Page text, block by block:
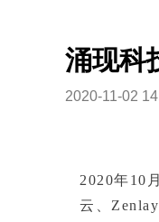
涌现科
2020-11-02
2020年10
云、